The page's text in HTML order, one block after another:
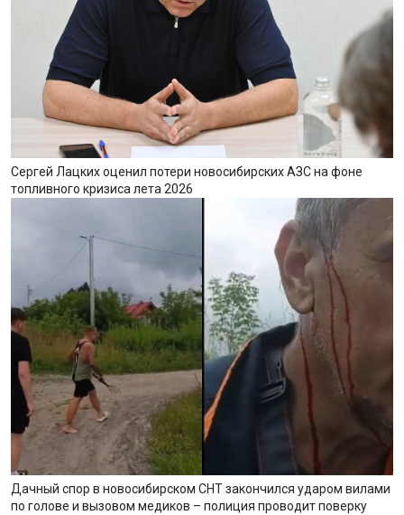
Сергей Лацких оценил потери новосибирских АЗС на фоне
топливного кризиса лета 2026
Дачный спор в новосибирском СНТ закончился ударом вилами
по голове и вызовом медиков – полиция проводит поверку